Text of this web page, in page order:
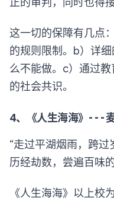
这一切的保障有几点
的规则限制。b）详
么不能做。c）通过
的社会共识。
4、《人生海海》- - -
“走过平湖烟雨，跨
历经劫数，尝遍百味
《人生海海》以上校